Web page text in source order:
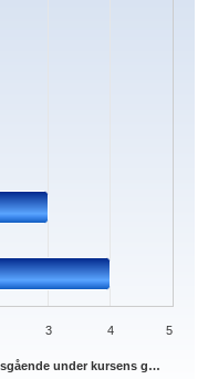
under kursens g…
3 4 5